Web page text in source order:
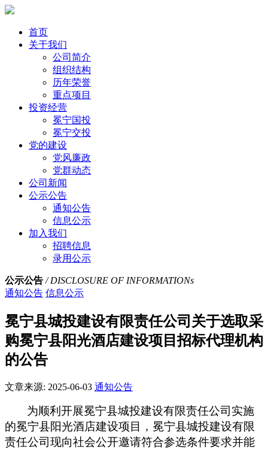
首页
关于我们
公司简介
组织结构
历年荣誉
重点项目
投资经营
冕宁国投
冕宁交投
党的建设
党风廉政
党群动态
公司新闻
公示公告
通知公告
信息公示
加入我们
招聘信息
录用公示
公示公告 / DISCLOSURE OF INFORMATIONs
通知公告 信息公示
冕宁县城投建设有限责任公司关于选取采
购冕宁县阳光酒店建设项目招标代理机构
的公告
文章来源: 2025-06-03 通知公告
为顺利开展冕宁县城投建设有限责任公司实施
的冕宁县阳光酒店建设项目，冕宁县城投建设有限
责任公司现向社会公开邀请符合参选条件要求并能